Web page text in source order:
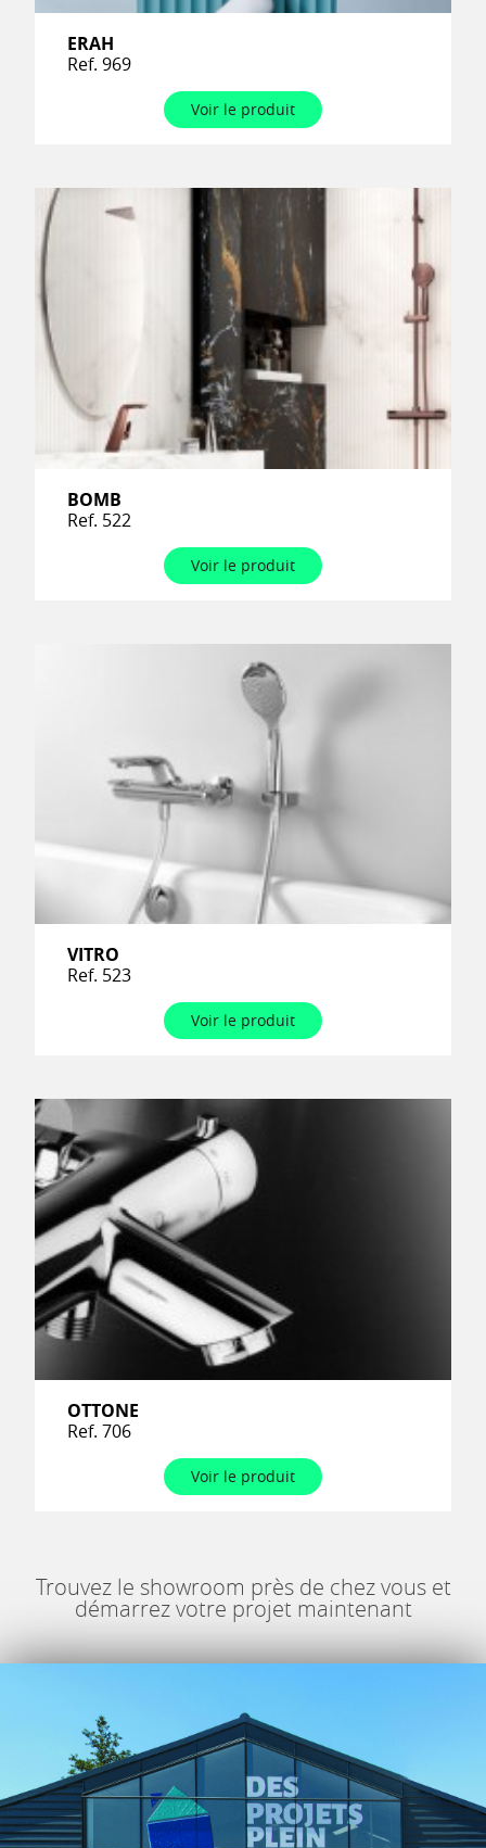
ERAH
Ref. 969
Voir le produit
BOMB
Ref. 522
Voir le produit
VITRO
Ref. 523
Voir le produit
OTTONE
Ref. 706
Voir le produit
Trouvez le showroom près de chez vous et
démarrez votre projet maintenant